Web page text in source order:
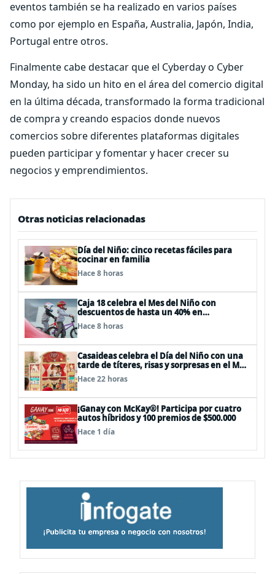
eventos también se ha realizado en varios países
como por ejemplo en España, Australia, Japón, India,
Portugal entre otros.
Finalmente cabe destacar que el Cyberday o Cyber
Monday, ha sido un hito en el área del comercio digital
en la última década, transformado la forma tradicional
de compra y creando espacios donde nuevos
comercios sobre diferentes plataformas digitales
pueden participar y fomentar y hacer crecer su
negocios y emprendimientos.
Otras noticias relacionadas
Día del Niño: cinco recetas fáciles para
cocinar en familia
Hace 8 horas
Caja 18 celebra el Mes del Niño con
descuentos de hasta un 40% en
panoramas, cine, shows y streaming
Hace 8 horas
Casaideas celebra el Día del Niño con una
tarde de títeres, risas y sorpresas en el Mall
Plaza Vespucio
Hace 22 horas
¡Ganay con McKay®! Participa por cuatro
autos híbridos y 100 premios de $500.000
Hace 1 día